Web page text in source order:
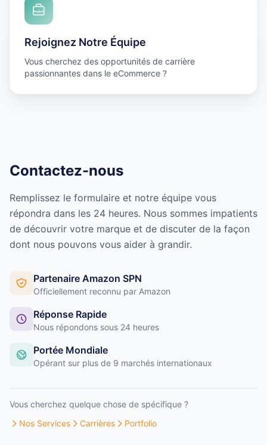
Rejoignez Notre Équipe
Vous cherchez des opportunités de carrière
passionnantes dans le eCommerce ?
Contactez-nous
Remplissez le formulaire et notre équipe vous
répondra dans les 24 heures. Nous sommes impatients
de découvrir votre marque et de discuter de la façon
dont nous pouvons vous aider à grandir.
Partenaire Amazon SPN
Officiellement reconnu par Amazon
Réponse Rapide
Nous répondons sous 24 heures
Portée Mondiale
Opérant sur plus de 9 marchés internationaux
Vous cherchez quelque chose de spécifique ?
Nos Services
Carrières Portfolio